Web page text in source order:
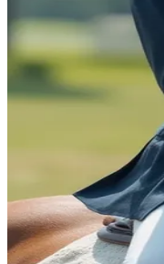
Sun-Staches
Swimava
T
Tommee
Tutti
Twistshake
TY Toys